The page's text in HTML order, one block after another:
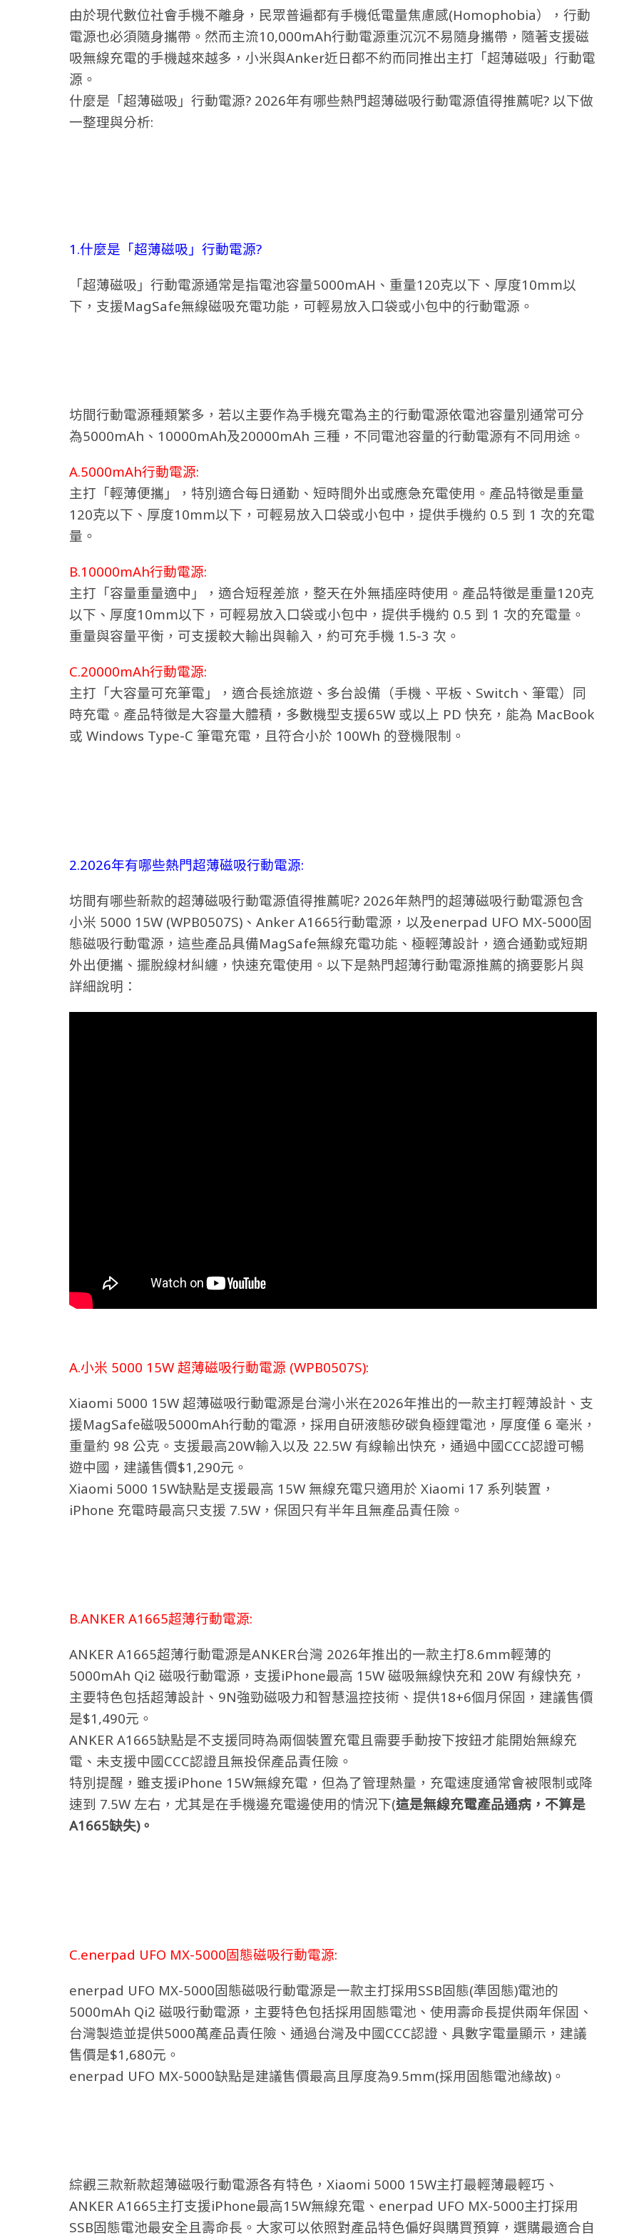
由於現代數位社會手機不離身，民眾普遍都有手機低電量焦慮感(Homophobia），行動
電源也必須隨身攜帶。然而主流10,000mAh行動電源重沉沉不易隨身攜帶，隨著支援磁
吸無線充電的手機越來越多，小米與Anker近日都不約而同推出主打「超薄磁吸」行動電
源。
什麼是「超薄磁吸」行動電源? 2026年有哪些熱門超薄磁吸行動電源值得推薦呢? 以下做
一整理與分析:
1.什麼是「超薄磁吸」行動電源?
「超薄磁吸」行動電源通常是指電池容量5000mAH、重量120克以下、厚度10mm以
下，支援MagSafe無線磁吸充電功能，可輕易放入口袋或小包中的行動電源。
坊間行動電源種類繁多，若以主要作為手機充電為主的行動電源依電池容量別通常可分
為5000mAh、10000mAh及20000mAh 三種，不同電池容量的行動電源有不同用途。
A.5000mAh行動電源:
主打「輕薄便攜」，特別適合每日通勤、短時間外出或應急充電使用。產品特徵是重量
120克以下、厚度10mm以下，可輕易放入口袋或小包中，提供手機約 0.5 到 1 次的充電
量。
B.10000mAh行動電源:
主打「容量重量適中」，適合短程差旅，整天在外無插座時使用。產品特徵是重量120克
以下、厚度10mm以下，可輕易放入口袋或小包中，提供手機約 0.5 到 1 次的充電量。
重量與容量平衡，可支援較大輸出與輸入，約可充手機 1.5-3 次。
C.20000mAh行動電源:
主打「大容量可充筆電」，適合長途旅遊、多台設備（手機、平板、Switch、筆電）同
時充電。產品特徵是大容量大體積，多數機型支援65W 或以上 PD 快充，能為 MacBook
或 Windows Type-C 筆電充電，且符合小於 100Wh 的登機限制。
2.2026年有哪些熱門超薄磁吸行動電源:
坊間有哪些新款的超薄磁吸行動電源值得推薦呢? 2026年熱門的超薄磁吸行動電源包含
小米 5000 15W (WPB0507S)、Anker A1665行動電源，以及enerpad UFO MX-5000固
態磁吸行動電源，這些產品具備MagSafe無線充電功能、極輕薄設計，適合通勤或短期
外出便攜、擺脫線材糾纏，快速充電使用。以下是熱門超薄行動電源推薦的摘要影片與
詳細說明：
A.小米 5000 15W 超薄磁吸行動電源 (WPB0507S):
Xiaomi 5000 15W 超薄磁吸行動電源是台灣小米在2026年推出的一款主打輕薄設計、支
援MagSafe磁吸5000mAh行動的電源，採用自研液態矽碳負極鋰電池，厚度僅 6 毫米，
重量約 98 公克。支援最高20W輸入以及 22.5W 有線輸出快充，通過中國CCC認證可暢
遊中國，建議售價$1,290元。
Xiaomi 5000 15W缺點是支援最高 15W 無線充電只適用於 Xiaomi 17 系列裝置，
iPhone 充電時最高只支援 7.5W，保固只有半年且無產品責任險。
B.ANKER A1665超薄行動電源:
ANKER A1665超薄行動電源是ANKER台灣 2026年推出的一款主打8.6mm輕薄的
5000mAh Qi2 磁吸行動電源，支援iPhone最高 15W 磁吸無線快充和 20W 有線快充，
主要特色包括超薄設計、9N強勁磁吸力和智慧溫控技術、提供18+6個月保固，建議售價
是$1,490元。
ANKER A1665缺點是不支援同時為兩個裝置充電且需要手動按下按鈕才能開始無線充
電、未支援中國CCC認證且無投保產品責任險。
特別提醒，雖支援iPhone 15W無線充電，但為了管理熱量，充電速度通常會被限制或降
速到 7.5W 左右，尤其是在手機邊充電邊使用的情況下(這是無線充電產品通病，不算是
A1665缺失)。
C.enerpad UFO MX-5000固態磁吸行動電源:
enerpad UFO MX-5000固態磁吸行動電源是一款主打採用SSB固態(準固態)電池的
5000mAh Qi2 磁吸行動電源，主要特色包括採用固態電池、使用壽命長提供兩年保固、
台灣製造並提供5000萬產品責任險、通過台灣及中國CCC認證、具數字電量顯示，建議
售價是$1,680元。
enerpad UFO MX-5000缺點是建議售價最高且厚度為9.5mm(採用固態電池緣故)。
綜觀三款新款超薄磁吸行動電源各有特色，Xiaomi 5000 15W主打最輕薄最輕巧、
ANKER A1665主打支援iPhone最高15W無線充電、enerpad UFO MX-5000主打採用
SSB固態電池最安全且壽命長。大家可以依照對產品特色偏好與購買預算，選購最適合自